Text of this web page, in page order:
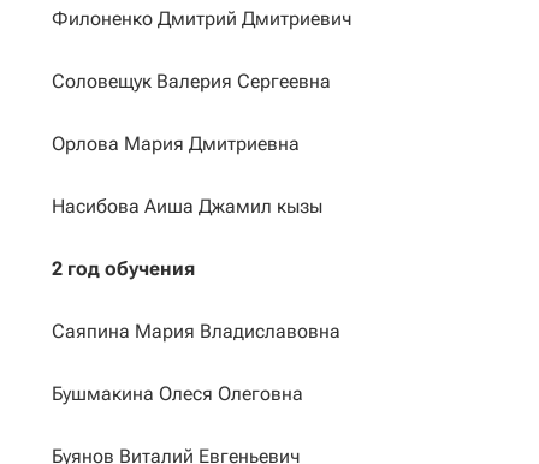
Филоненко Дмитрий Дмитриевич
Соловещук Валерия Сергеевна
Орлова Мария Дмитриевна
Насибова Аиша Джамил кызы
2 год обучения
Саяпина Мария Владиславовна
Бушмакина Олеся Олеговна
Буянов Виталий Евгеньевич